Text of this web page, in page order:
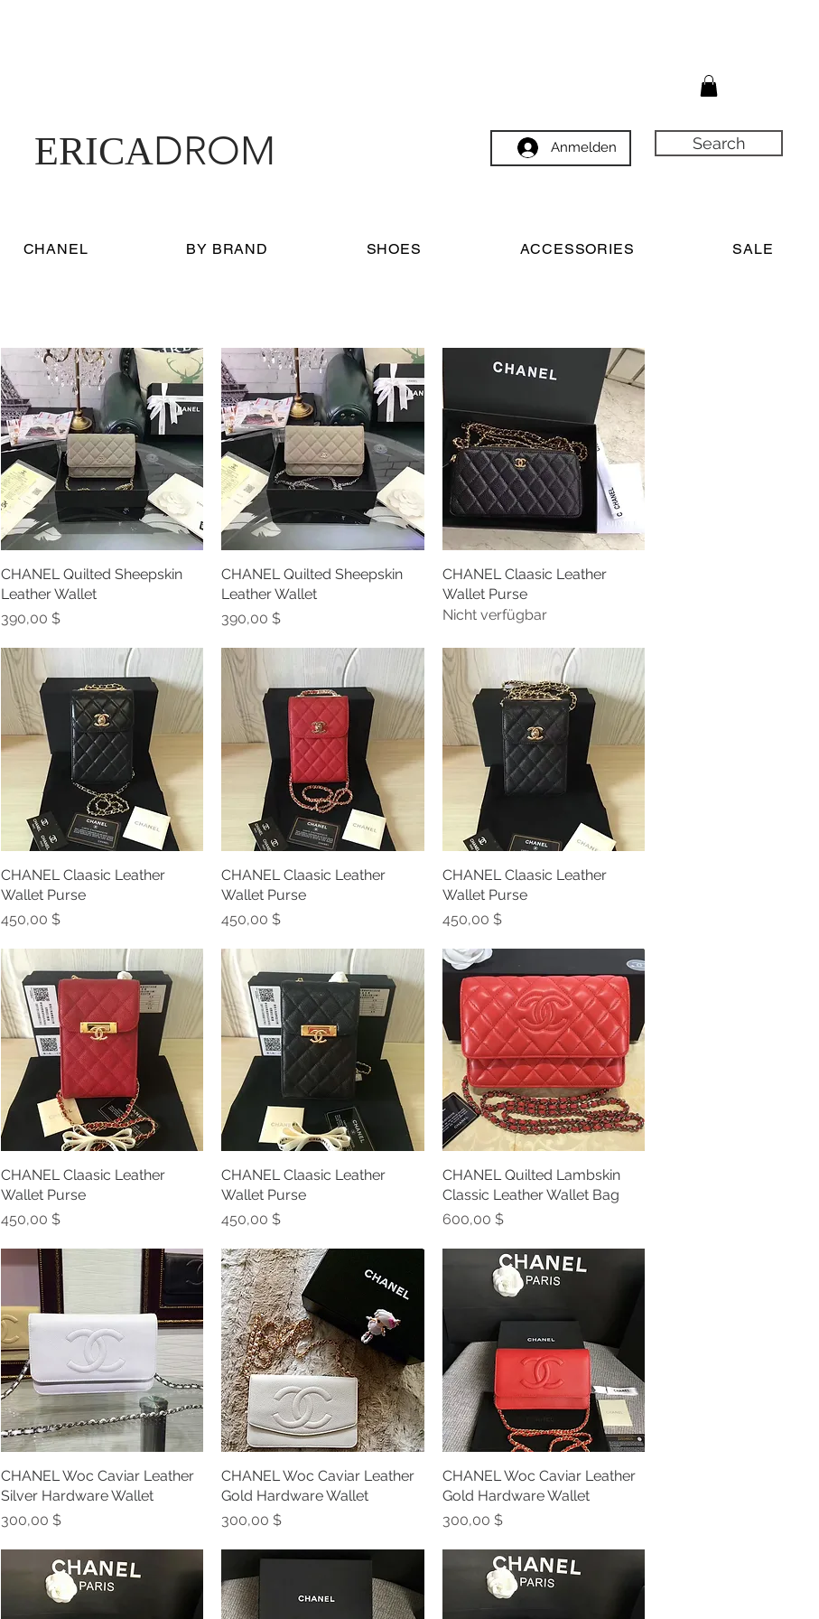
ERICADROM Anmelden Search
CHANEL BY BRAND SHOES ACCESSORIES SALE
Schnellansicht
CHANEL Quilted Sheepskin
Leather Wallet
Preis
390,00 $
Schnellansicht
CHANEL Quilted Sheepskin
Leather Wallet
Preis
390,00 $
Schnellansicht
CHANEL Claasic Leather
Wallet Purse
Nicht verfügbar
Schnellansicht
CHANEL Claasic Leather
Wallet Purse
Preis
450,00 $
Schnellansicht
CHANEL Claasic Leather
Wallet Purse
Preis
450,00 $
Schnellansicht
CHANEL Claasic Leather
Wallet Purse
Preis
450,00 $
Schnellansicht
CHANEL Claasic Leather
Wallet Purse
Preis
450,00 $
Schnellansicht
CHANEL Claasic Leather
Wallet Purse
Preis
450,00 $
Schnellansicht
CHANEL Quilted Lambskin
Classic Leather Wallet Bag
Preis
600,00 $
Schnellansicht
CHANEL Woc Caviar Leather
Silver Hardware Wallet
Preis
300,00 $
Schnellansicht
CHANEL Woc Caviar Leather
Gold Hardware Wallet
Preis
300,00 $
Schnellansicht
CHANEL Woc Caviar Leather
Gold Hardware Wallet
Preis
300,00 $